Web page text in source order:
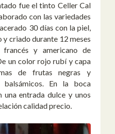
fue el tinto Celler Cal
con las variedades
30 días con la piel,
criado durante 12 meses
y americano de
un color rojo rubí y capa
de frutas negras y
En la boca
entrada dulce y unos
calidad precio.